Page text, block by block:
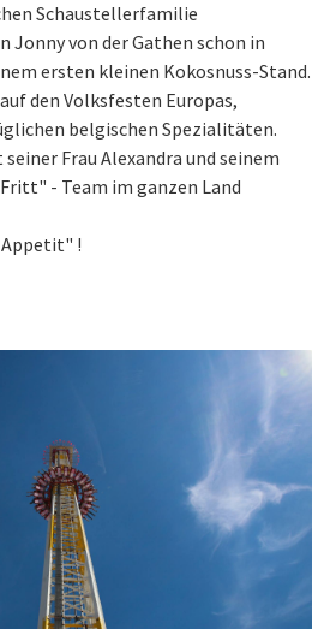
Schaustellerfamilie
Jonny von der Gathen schon in
ersten kleinen Kokosnuss-Stand.
den Volksfesten Europas,
belgischen Spezialitäten.
Frau Alexandra und seinem
- Team im ganzen Land
Appetit" !